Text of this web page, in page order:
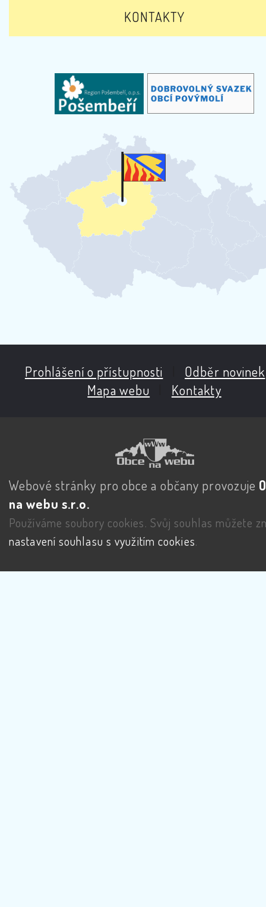
KONTAKTY
Prohlášení o přístupnosti Odběr novinek
Mapa webu
Kontakty
Webové stránky pro obce a občany provozuje
na webu s.r.o.
Používáme soubory cookies. Svůj souhlas můžete
nastavení souhlasu s využitím cookies.